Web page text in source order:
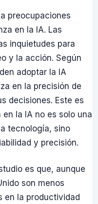
preocupaciones
en la IA. Las
inquietudes para
y la acción. Según
adoptar la IA
en la precisión de
decisiones. Este es
la IA no es solo una
tecnología, sino
y precisión.
es que, aunque
son menos
en la productividad